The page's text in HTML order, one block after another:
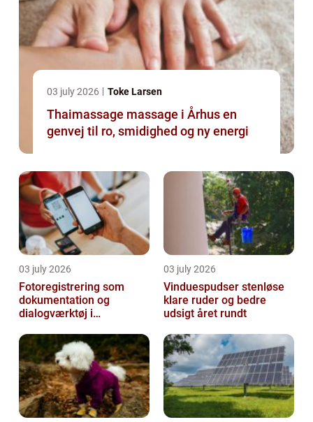
03 july 2026 Toke Larsen
Thaimassage massage i Århus en
genvej til ro, smidighed og ny energi
03 july 2026
Fotoregistrering som
dokumentation og
dialogværktøj i
03 july 2026
Vinduespudser stenløse
klare ruder og bedre
udsigt året rundt